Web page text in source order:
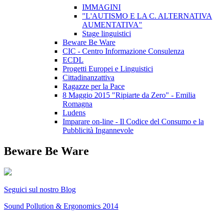
IMMAGINI
"L'AUTISMO E LA C. ALTERNATIVA
AUMENTATIVA"
Stage linguistici
Beware Be Ware
CIC - Centro Informazione Consulenza
ECDL
Progetti Europei e Linguistici
Cittadinanzattiva
Ragazze per la Pace
8 Maggio 2015 "Ripiarte da Zero" - Emilia
Romagna
Ludens
Imparare on-line - Il Codice del Consumo e la
Pubblicità Ingannevole
Beware Be Ware
Seguici sul nostro Blog
Sound Pollution & Ergonomics 2014